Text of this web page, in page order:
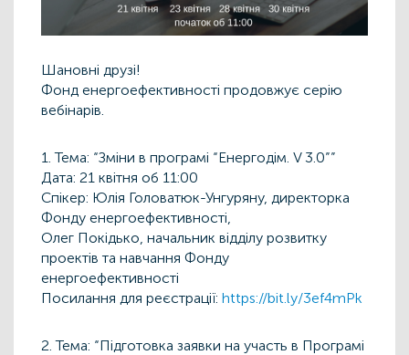
Шановні друзі!
Фонд енергоефективності продовжує серію
вебінарів.
1. Тема: “Зміни в програмі “Енергодім. V 3.0””
Дата: 21 квітня об 11:00
Спікер: Юлія Головатюк-Унгуряну, директорка
Фонду енергоефективності,
Олег Покідько, начальник відділу розвитку
проектів та навчання Фонду
енергоефективності
Посилання для реєстрації: https://bit.ly/3ef4mPk
2. Тема: “Підготовка заявки на участь в Програмі